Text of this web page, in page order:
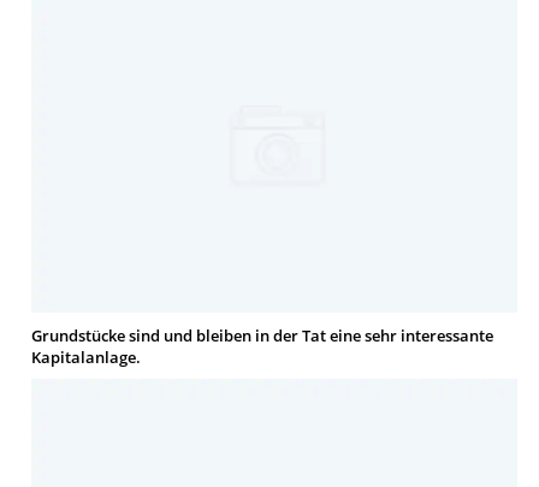
Grundstücke sind und bleiben in der Tat eine sehr interessante
Kapitalanlage.